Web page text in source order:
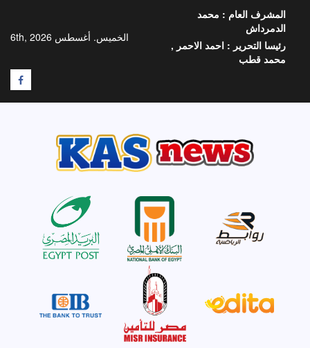
المحتوى
الخميس. أغسطس 6th, 2026
المشرف العام : محمد
الدمرداش
رئيسا التحرير : احمد الاحمر ,
محمد قطب
F